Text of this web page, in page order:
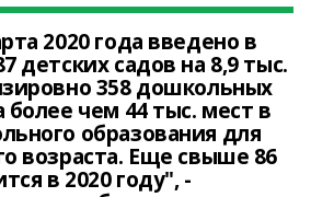
2020 года введено в
детских садов на 8,9 тыс.
358 дошкольных
более чем 44 тыс. мест в
образования для
возраста. Еще свыше 86
в 2020 году", -